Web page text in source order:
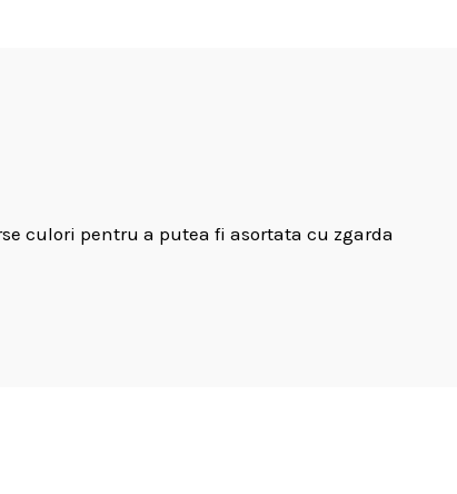
culori pentru a putea fi asortata cu zgarda